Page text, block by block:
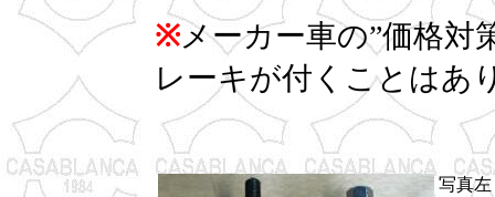
※メーカー車の”価格対
レーキが付くことはあ
写真